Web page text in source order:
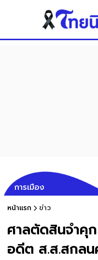
การเมือง
หน้าแรก ข่าว
ศาลตัดสินจำคุ
อดีต ส.ส.สกล